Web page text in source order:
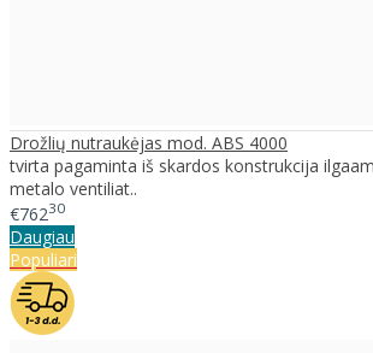
Drožlių nutraukėjas mod. ABS 4000
tvirta pagaminta iš skardos konstrukcija
metalo ventiliat..
€76230
Daugiau
Populiari